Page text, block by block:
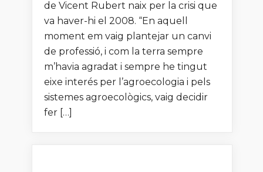
de Vicent Rubert naix per la crisi que
va haver-hi el 2008. “En aquell
moment em vaig plantejar un canvi
de professió, i com la terra sempre
m’havia agradat i sempre he tingut
eixe interés per l’agroecologia i pels
sistemes agroecològics, vaig decidir
fer […]